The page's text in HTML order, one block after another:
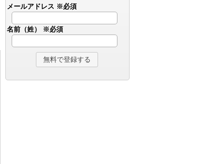
メールアドレス ※必須
名前（姓） ※必須